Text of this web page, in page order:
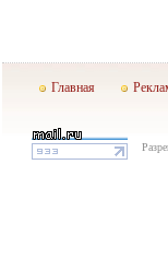
Главная